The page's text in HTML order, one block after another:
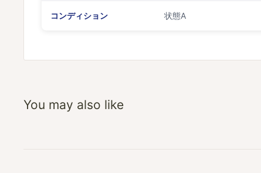
コンディション 状態A
You may also like